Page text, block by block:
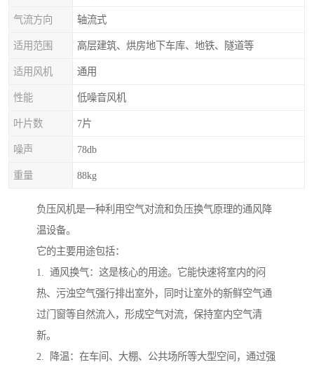
气流方向 轴流式
适用范围 高层建筑、烘房地下车库、地铁、隧道等
适用风机 通用
性能 低噪音风机
叶片数 7片
噪声 78db
重量 88kg
负压风机是一种利用空气对流和负压换气原理的通风降
温设备。
它的主要用途包括：
1. 通风换气：这是核心的用途。它能快速将室内的闷
热、污浊空气强行排出室外，同时让室外的新鲜空气通
过门窗等自然流入，形成空气对流，保持室内空气清
新。
2. 降温：在车间、大棚、公共场所等大型空间，通过强